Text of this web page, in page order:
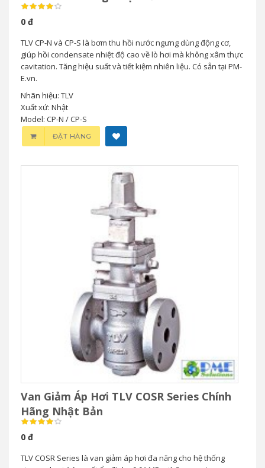
0 đ
TLV CP-N và CP-S là bơm thu hồi nước ngưng dùng động cơ,
giúp hồi condensate nhiệt độ cao về lò hơi mà không xâm thực
cavitation. Tăng hiệu suất và tiết kiệm nhiên liệu. Có sẵn tại PM-
E.vn.
Nhãn hiệu: TLV
Xuất xứ: Nhật
Model: CP-N / CP-S
ĐẶT HÀNG
Van Giảm Áp Hơi TLV COSR Series Chính
Hãng Nhật Bản
0 đ
TLV COSR Series là van giảm áp hơi đa năng cho hệ thống